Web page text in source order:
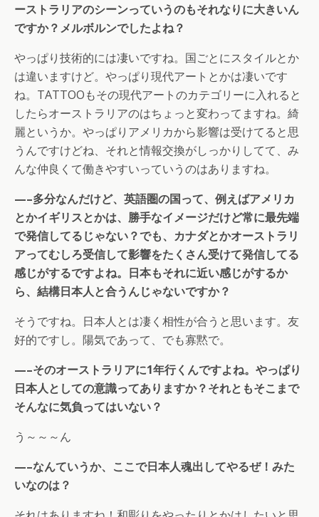
ーストラリアのシーンっていうのもそれなりに大きいん
ですか？メルボルンでしたよね？
やっぱり技術的には凄いですね。国ごとにスタイルとか
は違いますけど。やっぱり現代アートとかは凄いです
ね。TATTOOもその現代アートのカテゴリーに入れると
したらオーストラリアのはちょっと変わってますね。綺
麗というか。やっぱりアメリカから影響は受けてると思
うんですけどね、それと情報交換がしっかりしてて、み
んな仲良くて働きやすいっていうのはありますね。
—–多分なんだけど、英語圏の国って、例えばアメリカ
とかイギリスとかは、勝手なイメージだけど常に最先端
で発信してるじゃない？でも、カナダとかオーストラリ
アってむしろ受信して影響をたくさん受けて発信してる
感じがするですよね。日本もそれに近い感じがするか
ら、結構日本人と合うんじゃないですか？
そうですね。日本人とは凄く相性が合うと思います。友
好的ですし。陽気であって、でも寡黙で。
—–そのオーストラリアに1年行くんですよね。やっぱり
日本人としての意識ってありますか？それともそこまで
そんなに気負ってはいない？
う～～～ん
—–なんていうか、ここで日本人魂出してやるぜ！みた
いなのは？